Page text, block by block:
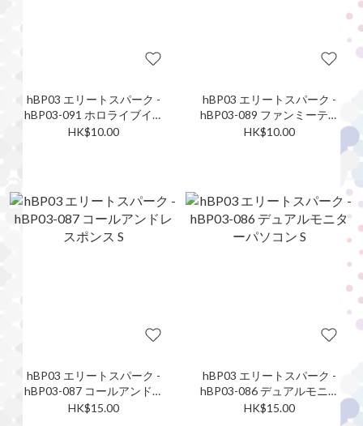
hBP03 エリートスパーク -
hBP03-091 ホロライブイン
ドネシア1期生 S
HK$10.00
hBP03 エリートスパーク -
hBP03-089 ファンミーティ
ング S
HK$10.00
hBP03 エリートスパーク -
hBP03-087 コールアンドレ
スポンス S
HK$15.00
hBP03 エリートスパーク -
hBP03-086 デュアルモニタ
ーパソコン S
HK$15.00